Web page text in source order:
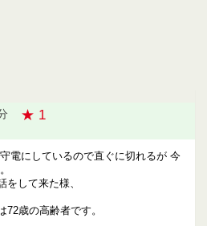
★ 1
電にしているので直ぐに切れるが 今
をして来た様、
歳の高齢者です。